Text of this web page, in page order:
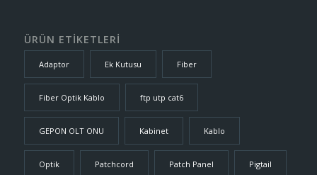
ÜRÜN ETİKETLERİ
Adaptor Ek Kutusu Fiber
Fiber Optik Kablo ftp utp cat6
GEPON OLT ONU Kabinet Kablo
Optik Patchcord Patch Panel Pigtail